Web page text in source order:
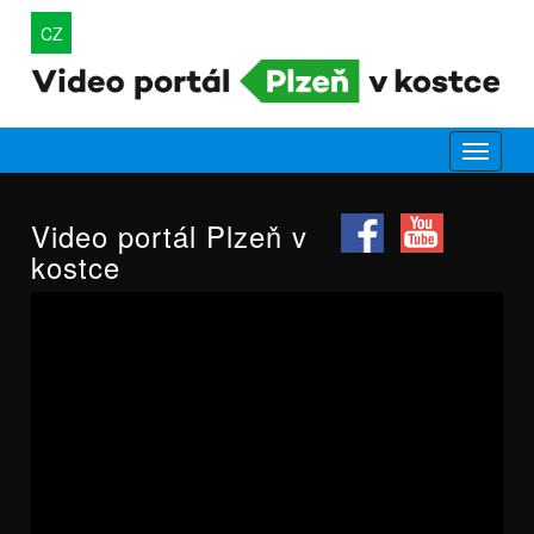
CZ
Video portál Plzeň v
kostce